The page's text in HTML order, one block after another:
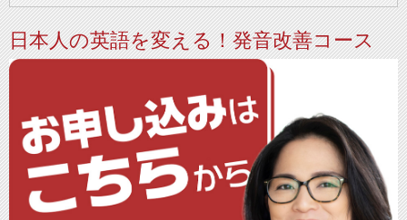
日本人の英語を変える！発音改善コース